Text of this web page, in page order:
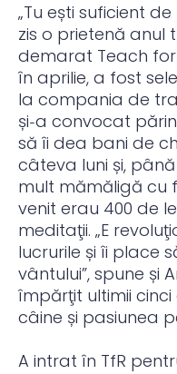
„Tu ești suficient
zis o prietenă
demarat Teach
în aprilie, a fost
la compania de
și‑a convocat
să îi dea bani de
câteva luni și,
mult mămăligă cu
venit erau 400 de
meditaţii. „E
lucrurile și îi place
vântului”, spune și
împărţit ultimii cinci
câine și pasiunea
A intrat în TfR